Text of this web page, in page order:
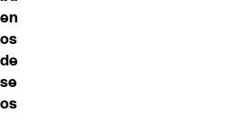
en
os
de
se
os